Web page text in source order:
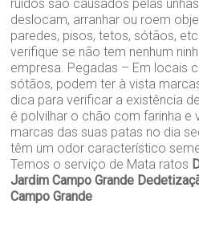
ruídos são causados pelas
deslocam, arranhar ou roem
paredes, pisos, tetos, sótãos,
verifique se não tem nenhum
empresa. Pegadas – Em locais
sótãos, podem ter à vista
dica para verificar a existência
é polvilhar o chão com farinha e
marcas das suas patas no dia
têm um odor característico
Temos o serviço de Mata ratos
Jardim Campo Grande
Campo Grande